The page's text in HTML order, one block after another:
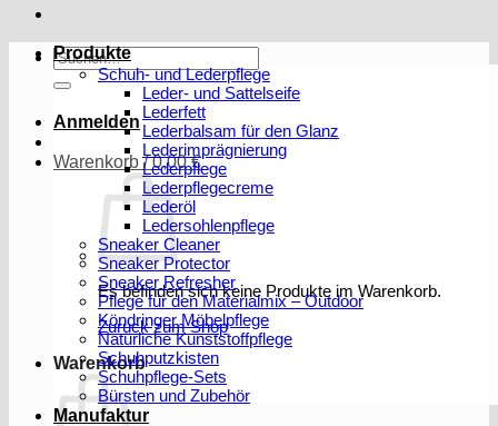
Suchen
nach:
Anmelden
Warenkorb /0,00€
Es befinden sich keine Produkte im Warenkorb.
Zurück zum Shop
Warenkorb
Produkte
Schuh- und Lederpflege
Leder- und Sattelseife
Lederfett
Lederbalsam für den Glanz
Lederimprägnierung
Lederpflege
Lederpflegecreme
Lederöl
Ledersohlenpflege
Sneaker Cleaner
Sneaker Protector
Sneaker Refresher
Pflege für den Materialmix – Outdoor
Köndringer Möbelpflege
Natürliche Kunststoffpflege
Schuhputzkisten
Schuhpflege-Sets
Bürsten und Zubehör
Manufaktur